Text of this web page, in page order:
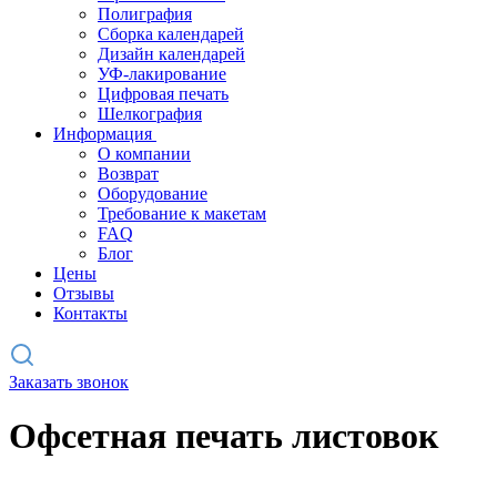
Полиграфия
Сборка календарей
Дизайн календарей
УФ-лакирование
Цифровая печать
Шелкография
Информация
О компании
Возврат
Оборудование
Требование к макетам
FAQ
Блог
Цены
Отзывы
Контакты
Заказать звонок
Офсетная печать листовок